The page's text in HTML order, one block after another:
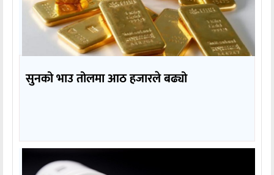
सुनको भाउ तोलमा आठ हजारले बढ्यो